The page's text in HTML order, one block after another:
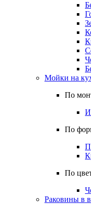
Мойки на
По
По
По
Раковины в